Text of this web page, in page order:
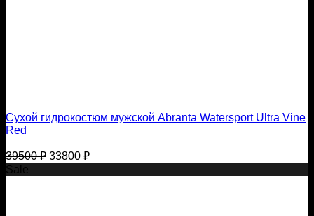
Сухой гидрокостюм мужской Abranta Watersport Ultra Vine
Red
39500₽ Первоначальная
цена
составляла
33800 ₽Текущая
цена:
Sale